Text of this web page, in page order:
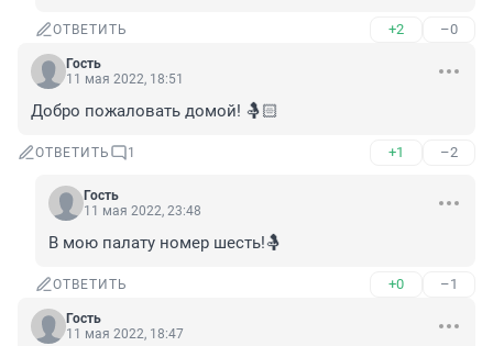
ОТВЕТИТЬ +2 –0
Гость
11 мая 2022, 18:51
Добро пожаловать домой! 🤱🏻
ОТВЕТИТЬ 1 +1 –2
Гость
11 мая 2022, 23:48
В мою палату номер шесть!🤱
ОТВЕТИТЬ +0 –1
Гость
11 мая 2022, 18:47